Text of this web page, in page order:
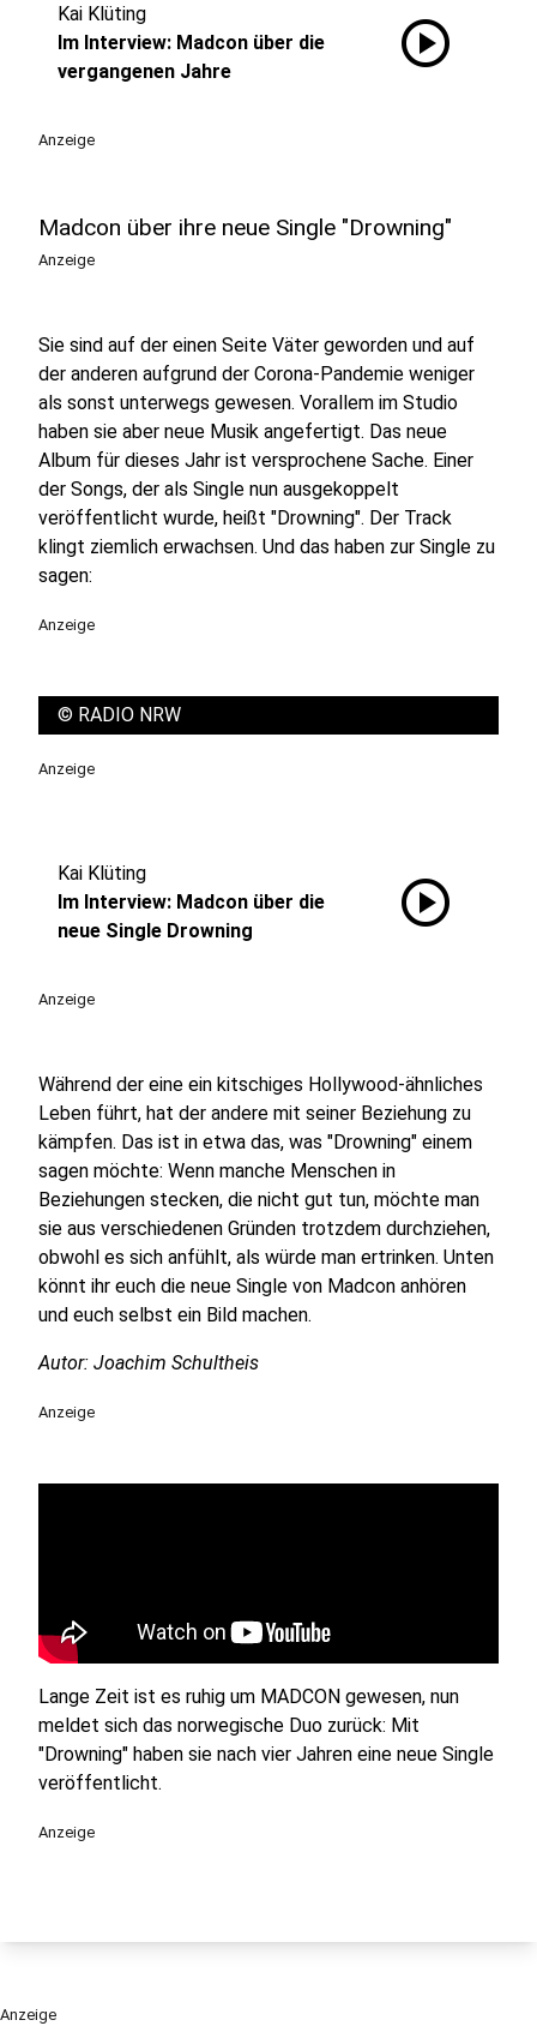
Kai Klüting
Im Interview: Madcon über die
vergangenen Jahre
play_circle
Anzeige
Madcon über ihre neue Single "Drowning"
Anzeige
Sie sind auf der einen Seite Väter geworden und auf
der anderen aufgrund der Corona-Pandemie weniger
als sonst unterwegs gewesen. Vorallem im Studio
haben sie aber neue Musik angefertigt. Das neue
Album für dieses Jahr ist versprochene Sache. Einer
der Songs, der als Single nun ausgekoppelt
veröffentlicht wurde, heißt "Drowning". Der Track
klingt ziemlich erwachsen. Und das haben zur Single zu
sagen:
Anzeige
© RADIO NRW
Anzeige
Kai Klüting
Im Interview: Madcon über die
neue Single Drowning
play_circle
Anzeige
Während der eine ein kitschiges Hollywood-ähnliches
Leben führt, hat der andere mit seiner Beziehung zu
kämpfen. Das ist in etwa das, was "Drowning" einem
sagen möchte: Wenn manche Menschen in
Beziehungen stecken, die nicht gut tun, möchte man
sie aus verschiedenen Gründen trotzdem durchziehen,
obwohl es sich anfühlt, als würde man ertrinken. Unten
könnt ihr euch die neue Single von Madcon anhören
und euch selbst ein Bild machen.
Autor: Joachim Schultheis
Anzeige
Lange Zeit ist es ruhig um MADCON gewesen, nun
meldet sich das norwegische Duo zurück: Mit
"Drowning" haben sie nach vier Jahren eine neue Single
veröffentlicht.
Anzeige
Anzeige